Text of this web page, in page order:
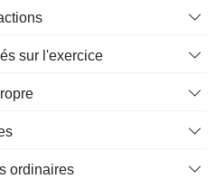
sur l'exercice
ordinaires